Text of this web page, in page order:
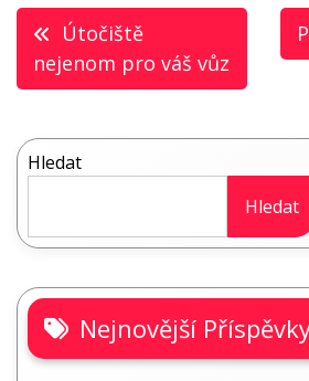
Navigace
pro
Útočiště
nejenom pro váš vůz
Hledat
Hledat
Nejnovější